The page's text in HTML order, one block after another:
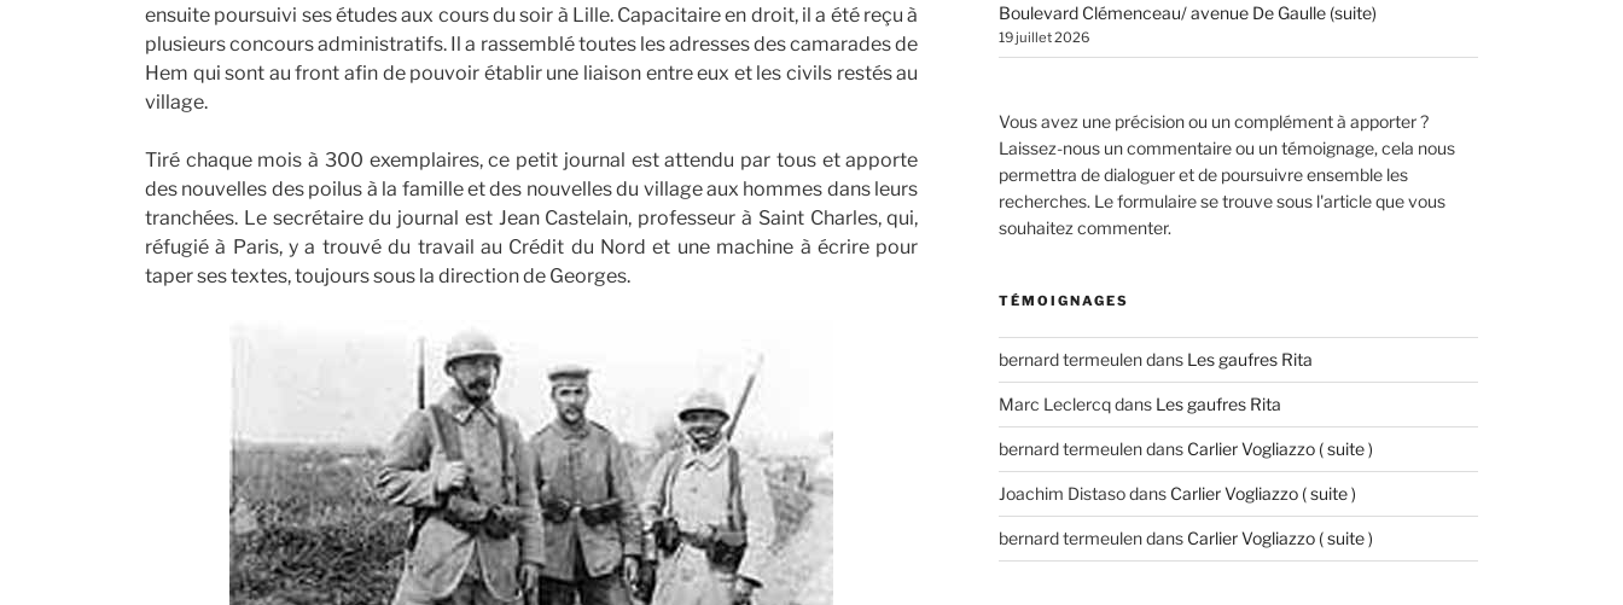
ensuite poursuivi ses études aux cours du soir à Lille. Capacitaire en droit, il a été reçu à
plusieurs concours administratifs. Il a rassemblé toutes les adresses des camarades de
Hem qui sont au front afin de pouvoir établir une liaison entre eux et les civils restés au
village.
Tiré chaque mois à 300 exemplaires, ce petit journal est attendu par tous et apporte
des nouvelles des poilus à la famille et des nouvelles du village aux hommes dans leurs
tranchées. Le secrétaire du journal est Jean Castelain, professeur à Saint Charles, qui,
réfugié à Paris, y a trouvé du travail au Crédit du Nord et une machine à écrire pour
taper ses textes, toujours sous la direction de Georges.
Boulevard Clémenceau/ avenue De Gaulle (suite)
19 juillet 2026
Vous avez une précision ou un complément à apporter ?
Laissez-nous un commentaire ou un témoignage, cela nous
permettra de dialoguer et de poursuivre ensemble les
recherches. Le formulaire se trouve sous l'article que vous
souhaitez commenter.
TÉMOIGNAGES
bernard termeulendans Les gaufres Rita
Marc Leclercqdans Les gaufres Rita
bernard termeulendans Carlier Vogliazzo ( suite )
Joachim Distasodans Carlier Vogliazzo ( suite )
bernard termeulendans Carlier Vogliazzo ( suite )